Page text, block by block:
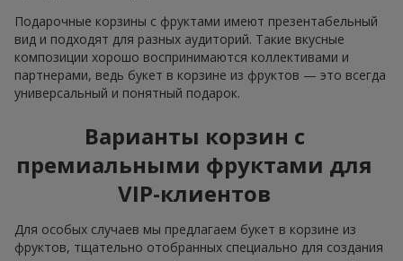
Подарочные корзины с фруктами имеют презентабельный
вид и подходят для разных аудиторий. Такие вкусные
композиции хорошо воспринимаются коллективами и
партнерами, ведь букет в корзине из фруктов — это всегда
универсальный и понятный подарок.
Варианты корзин с
премиальными фруктами для
VIP-клиентов
Для особых случаев мы предлагаем букет в корзине из
фруктов, тщательно отобранных специально для создания